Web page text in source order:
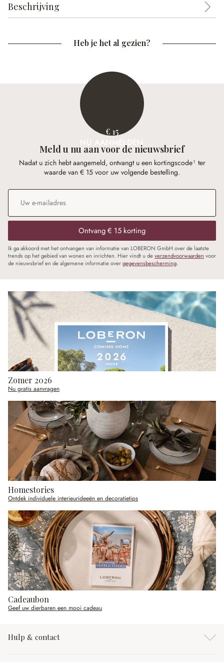
Beschrijving
Heb je het al gezien?
€ 15
NU AANMELDEN
Meld u nu aan voor de nieuwsbrief
Nadat u zich hebt aangemeld, ontvangt u een kortingscode¹ ter
waarde van € 15 voor uw volgende bestelling.
E-mailadres
Ontvang € 15 korting
Ik ga akkoord met het ontvangen van informatie van LOBERON GmbH over de laatste
trends op het gebied van wonen en inrichten. Hier vindt u deverzendvoorwaarden voor
de nieuwsbrief en de algemene informatie overgegevensbescherming.
Zomer 2026
Nu gratis aanvragen
Homestories
Ontdek individuele interieurideeën en decoratietips
Cadeaubon
Geef uw dierbaren een mooi cadeau
Hulp & contact